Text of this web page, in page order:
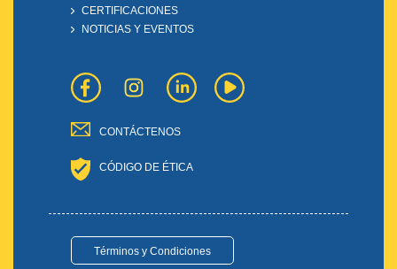
CERTIFICACIONES
NOTICIAS Y EVENTOS
CONTÁCTENOS
CÓDIGO DE ÉTICA
Términos y Condiciones